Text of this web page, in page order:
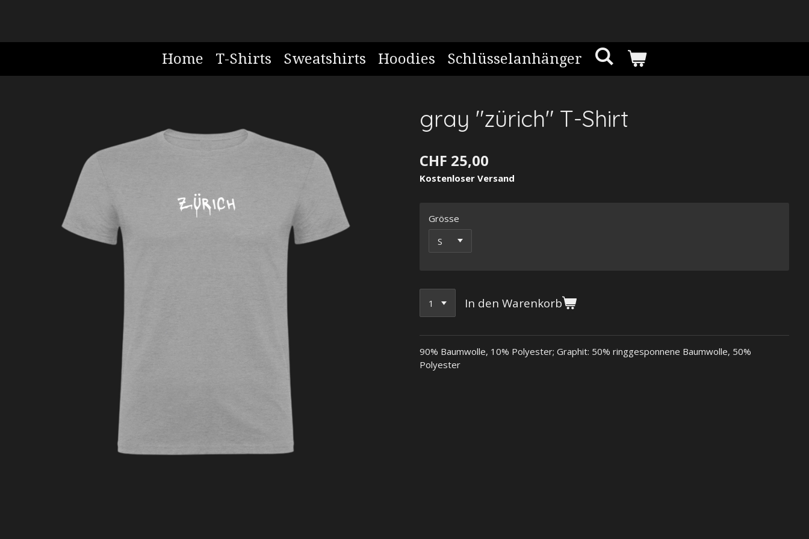
Home T-Shirts Sweatshirts Hoodies Schlüsselanhänger
gray "zürich" T-Shirt
CHF 25,00
Kostenloser Versand
Grösse
In den Warenkorb
90% Baumwolle, 10% Polyester; Graphit: 50% ringgesponnene Baumwolle, 50%
Polyester